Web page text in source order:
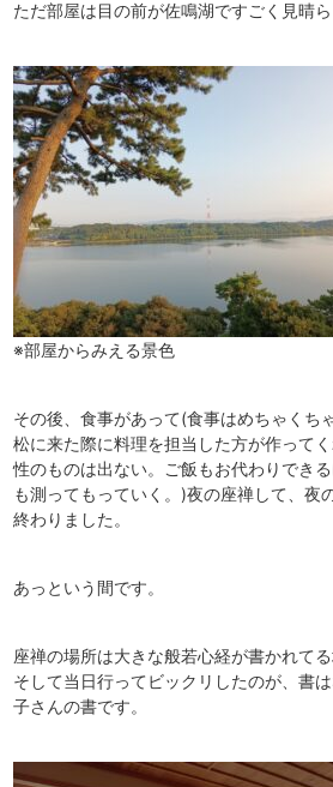
ただ部屋は目の前が佐鳴湖ですごく見晴ら
※部屋からみえる景色
その後、食事があって(食事はめちゃくち
松に来た際に料理を担当した方が作って
性のものは出ない。ご飯もお代わりでき
も測ってもっていく。)夜の座禅して、夜
終わりました。
あっという間です。
座禅の場所は大きな般若心経が書かれてる
そして当日行ってビックリしたのが、書
子さんの書です。